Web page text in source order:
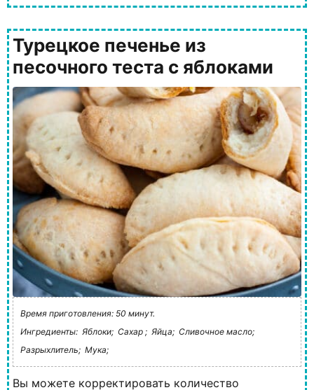
Турецкое печенье из
песочного теста с яблоками
Время приготовления: 50 минут.
Ингредиенты: Яблоки; Сахар ; Яйца; Сливочное масло;
Разрыхлитель; Мука;
Вы можете корректировать количество